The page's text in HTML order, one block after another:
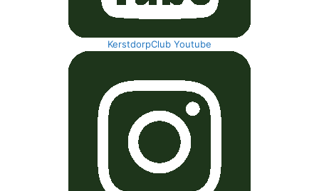
KerstdorpClub Youtube